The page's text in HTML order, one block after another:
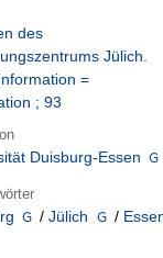
des
Jülich.
=
; 93
Duisburg-Essen
/ Jülich /